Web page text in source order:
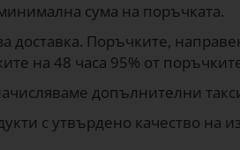
сума на поръчката.
доставка. Поръчките,
на 48 часа 95% от
допълнителни
с утвърдено качество на